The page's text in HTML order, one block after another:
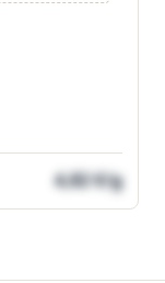
4,82 €/g